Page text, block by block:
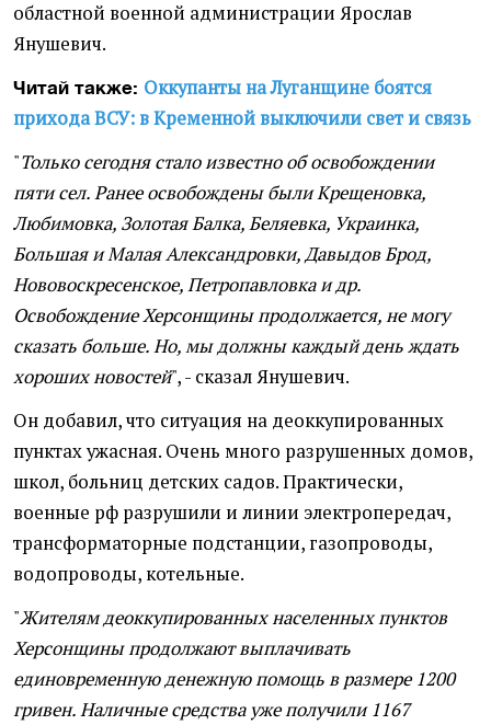
областной военной администрации Ярослав
Янушевич.
Читай также: Оккупанты на Луганщине боятся
прихода ВСУ: в Кременной выключили свет и связь
"Только сегодня стало известно об освобождении
пяти сел. Ранее освобождены были Крещеновка,
Любимовка, Золотая Балка, Беляевка, Украинка,
Большая и Малая Александровки, Давыдов Брод,
Нововоскресенское, Петропавловка и др.
Освобождение Херсонщины продолжается, не могу
сказать больше. Но, мы должны каждый день ждать
хороших новостей", - сказал Янушевич.
Он добавил, что ситуация на деоккупированных
пунктах ужасная. Очень много разрушенных домов,
школ, больниц детских садов. Практически,
военные рф разрушили и линии электропередач,
трансформаторные подстанции, газопроводы,
водопроводы, котельные.
"Жителям деоккупированных населенных пунктов
Херсонщины продолжают выплачивать
единовременную денежную помощь в размере 1200
гривен. Наличные средства уже получили 1167